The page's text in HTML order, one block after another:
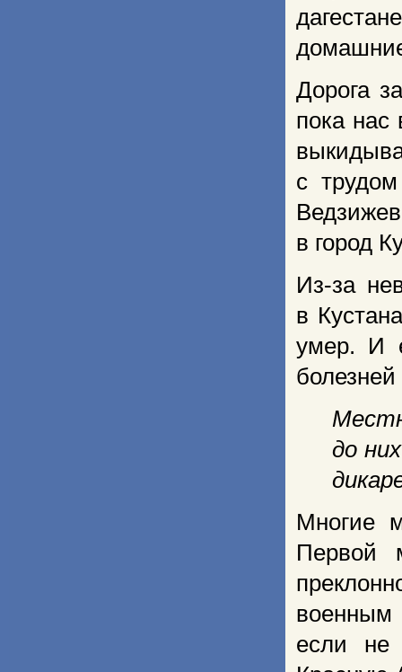
Дорога
пока нас
с
в город
Из-за
в
умер. И
до
Многие
Первой
военным
если не